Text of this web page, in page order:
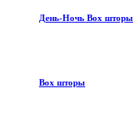
День-Ночь Box шторы
Box шторы